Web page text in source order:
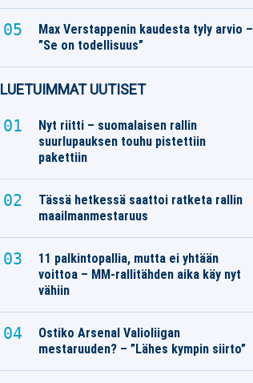
Max Verstappenin kaudesta tyly arvio –
”Se on todellisuus”
LUETUIMMAT UUTISET
Nyt riitti – suomalaisen rallin
suurlupauksen touhu pistettiin
pakettiin
Tässä hetkessä saattoi ratketa rallin
maailmanmestaruus
11 palkintopallia, mutta ei yhtään
voittoa – MM-rallitähden aika käy nyt
vähiin
Ostiko Arsenal Valioliigan
mestaruuden? – ”Lähes kympin siirto”